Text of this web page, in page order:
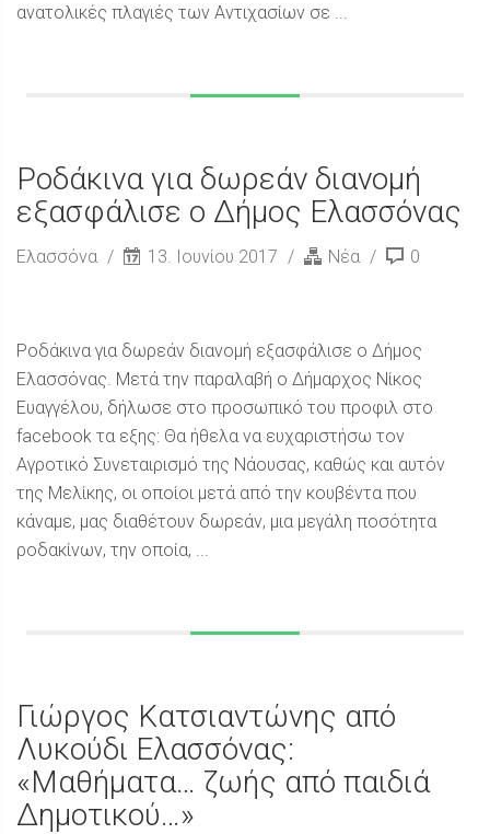
ανατολικές πλαγιές των Αντιχασίων σε ...
Ροδάκινα για δωρεάν διανομή
εξασφάλισε ο Δήμος Ελασσόνας
Ελασσόνα 13. Ιουνίου 2017 Νέα 0
Ροδάκινα για δωρεάν διανομή εξασφάλισε ο Δήμος
Ελασσόνας. Μετά την παραλαβή ο Δήμαρχος Νίκος
Ευαγγέλου, δήλωσε στο προσωπικό του προφιλ στο
facebook τα εξης: Θα ήθελα να ευχαριστήσω τον
Αγροτικό Συνεταιρισμό της Νάουσας, καθώς και αυτόν
της Μελίκης, οι οποίοι μετά από την κουβέντα που
κάναμε, μας διαθέτουν δωρεάν, μια μεγάλη ποσότητα
ροδακίνων, την οποία, ...
Γιώργος Κατσιαντώνης από
Λυκούδι Ελασσόνας:
«Μαθήματα… ζωής από παιδιά
Δημοτικού…»